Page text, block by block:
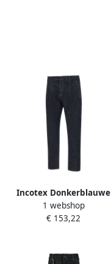
Incotex Donkerblauwe
Stretch Denim Jeans Blue
Heren
1 webshop
€ 153,22